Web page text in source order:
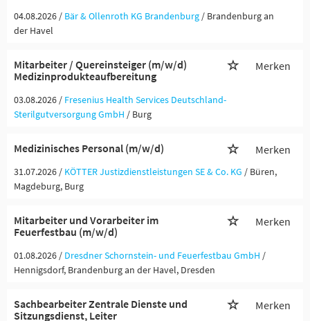
04.08.2026 / Bär & Ollenroth KG Brandenburg / Brandenburg an
der Havel
Mitarbeiter / Quereinsteiger (m/w/d)
Medizinprodukteaufbereitung
Merken
03.08.2026 / Fresenius Health Services Deutschland-
Sterilgutversorgung GmbH / Burg
Medizinisches Personal (m/w/d) Merken
31.07.2026 / KÖTTER Justizdienstleistungen SE & Co. KG / Büren,
Magdeburg, Burg
Mitarbeiter und Vorarbeiter im
Feuerfestbau (m/w/d)
Merken
01.08.2026 / Dresdner Schornstein- und Feuerfestbau GmbH /
Hennigsdorf, Brandenburg an der Havel, Dresden
Sachbearbeiter Zentrale Dienste und
Sitzungsdienst, Leiter
Merken